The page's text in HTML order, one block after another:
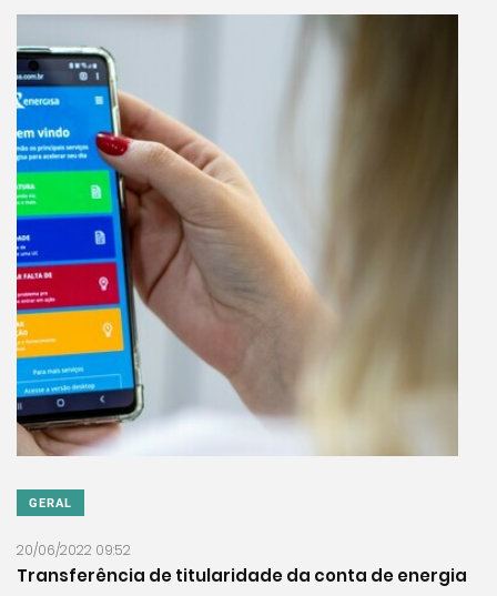
GERAL
20/06/2022 09:52
Transferência de titularidade da conta de energia